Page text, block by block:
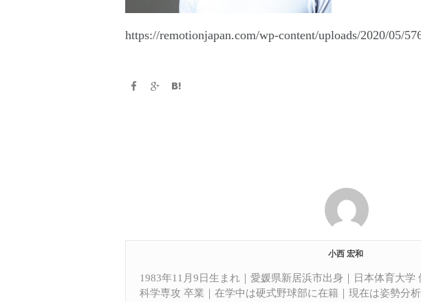
https://remotionjapan.com/wp-content/uploads/2020/05/
小西 宏和
1983年11月9日生まれ｜愛媛県新居浜市出身｜日本体育大学
科学専攻 卒業｜在学中は硬式野球部に在籍｜現在は姿勢分